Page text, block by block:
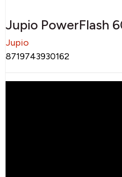
Jupio PowerFlash
Jupio
8719743930162